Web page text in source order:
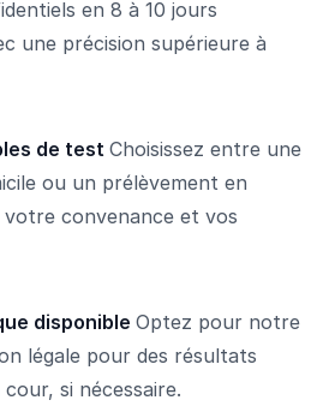
en 8 à 10 jours
une précision supérieure à
de test Choisissez entre une
ou un prélèvement en
votre convenance et vos
disponible Optez pour notre
légale pour des résultats
cour, si nécessaire.